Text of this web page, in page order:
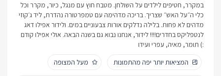
במקרר, חטיפים לילדים על השולחן. מטבח חוץ עם מנגל, כיור, מקרר וכל
כלי ה״על האש״ שצריך. בריכה מדהימה עם טמפרטורה נהדרת, ליד ג׳קוזי
מדהים לא פחות. בלילה נדלקים אורות צבעוניים במים. ולידור אפילו דאג
לנטפליקס בחדרים!!!! לידור, אנחנו נבוא גם בשנה הבאה. אולי אפילו קודם
:) תומר, מאיה, עפרי ועידו
המציאות יותר יפה מהתמונות
מעל המצופה